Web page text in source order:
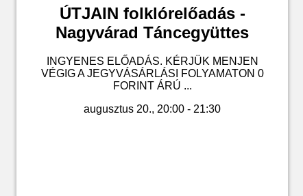
ÚTJAIN folklórelőadás -
Nagyvárad Táncegyüttes
INGYENES ELŐADÁS. KÉRJÜK MENJEN
VÉGIG A JEGYVÁSÁRLÁSI FOLYAMATON 0
FORINT ÁRÚ ...
augusztus 20., 20:00 - 21:30